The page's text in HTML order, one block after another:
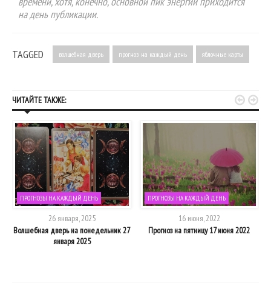
на день публикации.
TAGGED волшебная дверь прогноз на каждый день яблочные карты
ЧИТАЙТЕ ТАКЖЕ:
ПРОГНОЗЫ НА КАЖДЫЙ ДЕНЬ
26 января, 2025
Волшебная дверь на понедельник 27
января 2025
ПРОГНОЗЫ НА КАЖДЫЙ ДЕНЬ
16 июня, 2022
Прогноз на пятницу 17 июня 2022
 